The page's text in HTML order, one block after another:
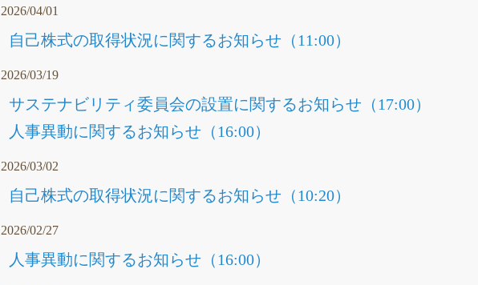
2026/04/01
自己株式の取得状況に関するお知らせ（11:00）
2026/03/19
サステナビリティ委員会の設置に関するお知らせ（17:00）
人事異動に関するお知らせ（16:00）
2026/03/02
自己株式の取得状況に関するお知らせ（10:20）
2026/02/27
人事異動に関するお知らせ（16:00）